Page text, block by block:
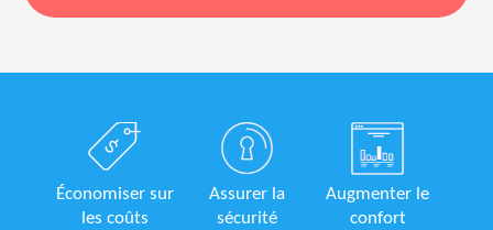
Économiser sur
les coûts
Assurer la
sécurité
Augmenter le
confort